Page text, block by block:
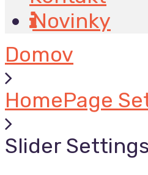
Novinky
Domov
HomePage
Slider Settings